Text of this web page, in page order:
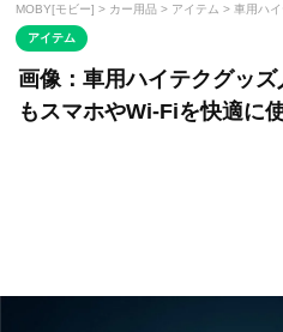
MOBY[モビー] > カー用品 > アイテム > 車用ハ
アイテム
画像：車用ハイテクグッ
もスマホやWi-Fiを快適に